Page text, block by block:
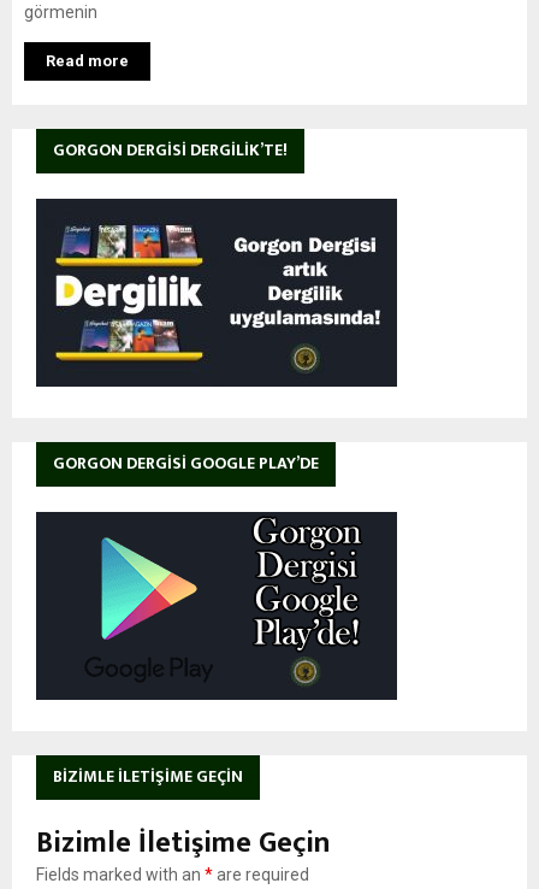
görmenin
Read more
GORGON DERGISI DERGILIK’TE!
GORGON DERGISI GOOGLE PLAY’DE
BIZIMLE İLETIŞIME GEÇIN
Bizimle İletişime Geçin
Fields marked with an *are required